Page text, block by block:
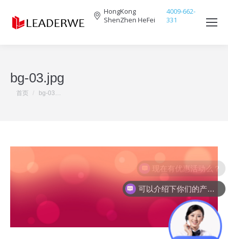
HongKong
ShenZhen HeFei
4009-662-
331
bg-03.jpg
您在这里：
首页 bg-03…
可以介绍下你们的产品么？
现在有优惠活动么？